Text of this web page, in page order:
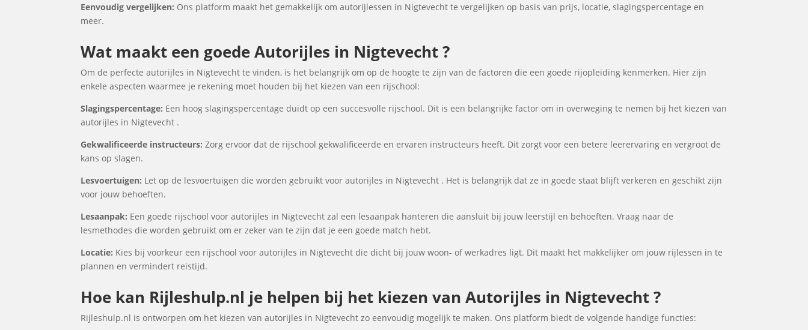
Eenvoudig vergelijken: Ons platform maakt het gemakkelijk om autorijlessen in Nigtevecht te vergelijken op basis van prijs, locatie, slagingspercentage en
meer.
Wat maakt een goede Autorijles in Nigtevecht ?
Om de perfecte autorijles in Nigtevecht te vinden, is het belangrijk om op de hoogte te zijn van de factoren die een goede rijopleiding kenmerken. Hier zijn
enkele aspecten waarmee je rekening moet houden bij het kiezen van een rijschool:
Slagingspercentage: Een hoog slagingspercentage duidt op een succesvolle rijschool. Dit is een belangrijke factor om in overweging te nemen bij het kiezen van
autorijles in Nigtevecht .
Gekwalificeerde instructeurs: Zorg ervoor dat de rijschool gekwalificeerde en ervaren instructeurs heeft. Dit zorgt voor een betere leerervaring en vergroot de
kans op slagen.
Lesvoertuigen: Let op de lesvoertuigen die worden gebruikt voor autorijles in Nigtevecht . Het is belangrijk dat ze in goede staat blijft verkeren en geschikt zijn
voor jouw behoeften.
Lesaanpak: Een goede rijschool voor autorijles in Nigtevecht zal een lesaanpak hanteren die aansluit bij jouw leerstijl en behoeften. Vraag naar de
lesmethodes die worden gebruikt om er zeker van te zijn dat je een goede match hebt.
Locatie: Kies bij voorkeur een rijschool voor autorijles in Nigtevecht die dicht bij jouw woon- of werkadres ligt. Dit maakt het makkelijker om jouw rijlessen in te
plannen en vermindert reistijd.
Hoe kan Rijleshulp.nl je helpen bij het kiezen van Autorijles in Nigtevecht ?
Rijleshulp.nl is ontworpen om het kiezen van autorijles in Nigtevecht zo eenvoudig mogelijk te maken. Ons platform biedt de volgende handige functies: